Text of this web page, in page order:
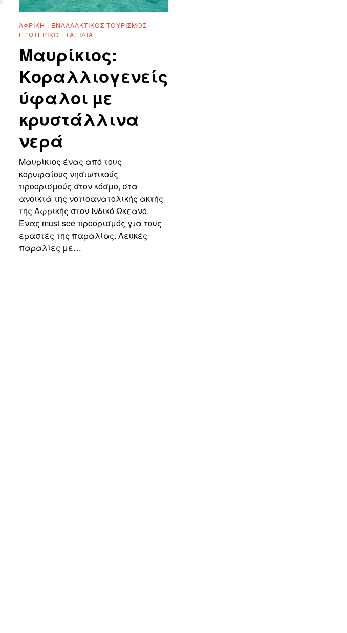
ΑΦΡΙΚΉ · ΕΝΑΛΛΑΚΤΙΚΌΣ ΤΟΥΡΙΣΜΌΣ ·
ΕΞΩΤΕΡΙΚΌ · ΤΑΞΊΔΙΑ
Μαυρίκιος:
Κοραλλιογενείς
ύφαλοι µε
κρυστάλλινα
νερά
Μαυρίκιος ένας από τους
κορυφαίους νησιωτικούς
προορισμούς στον κόσμο, στα
ανοικτά της νοτιοανατολικής ακτής
της Αφρικής στον Ινδικό Ωκεανό.
Ένας must-see προορισμός για τους
εραστές της παραλίας. Λευκές
παραλίες με…